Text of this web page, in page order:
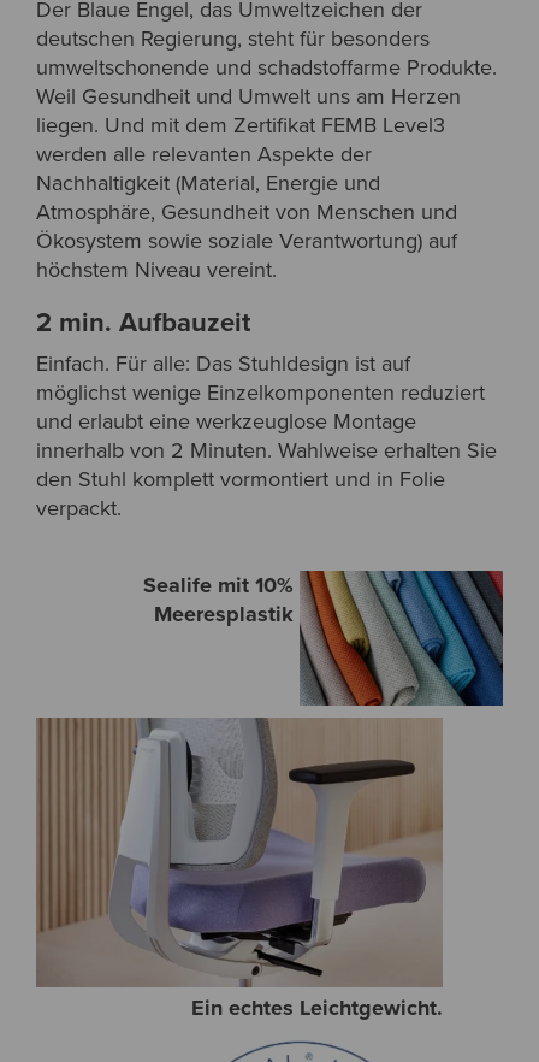
Der Blaue Engel, das Umweltzeichen der
deutschen Regierung, steht für besonders
umweltschonende und schadstoffarme Produkte.
Weil Gesundheit und Umwelt uns am Herzen
liegen. Und mit dem Zertifikat FEMB Level3
werden alle relevanten Aspekte der
Nachhaltigkeit (Material, Energie und
Atmosphäre, Gesundheit von Menschen und
Ökosystem sowie soziale Verantwortung) auf
höchstem Niveau vereint.
2 min. Aufbauzeit
Einfach. Für alle: Das Stuhldesign ist auf
möglichst wenige Einzelkomponenten reduziert
und erlaubt eine werkzeuglose Montage
innerhalb von 2 Minuten. Wahlweise erhalten Sie
den Stuhl komplett vormontiert und in Folie
verpackt.
Sealife mit 10%
Meeresplastik
Ein echtes Leichtgewicht.